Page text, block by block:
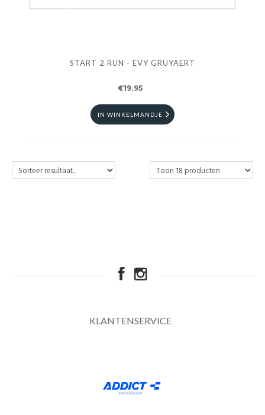
START 2 RUN - EVY GRUYAERT
€19.95
IN WINKELMANDJE
KLANTENSERVICE